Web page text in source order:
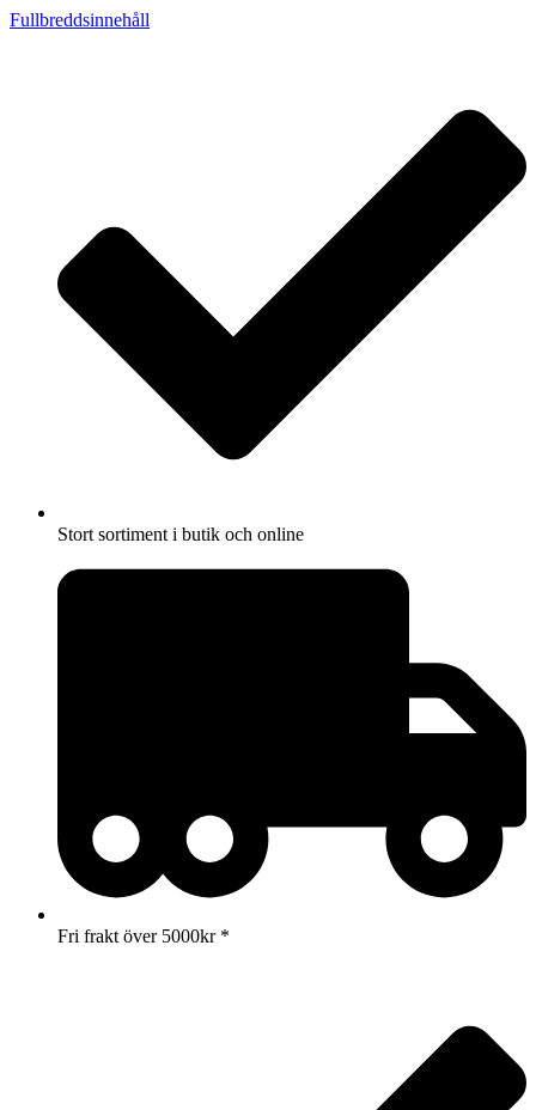
Fullbreddsinnehåll
Stort sortiment i butik och online
Fri frakt över 5000kr *